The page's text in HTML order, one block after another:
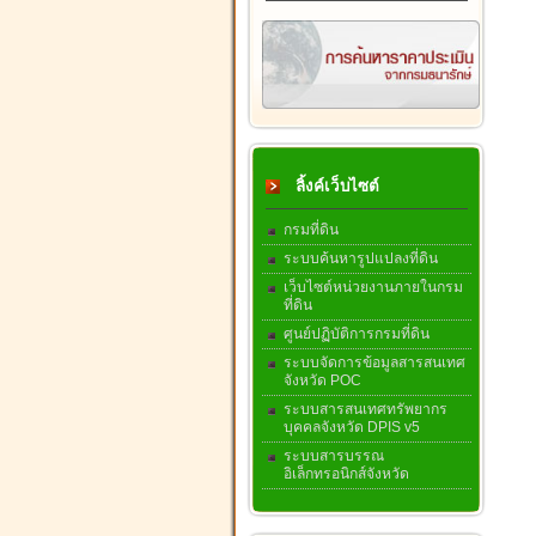
ลิ้งค์เว็บไซต์
กรมที่ดิน
ระบบค้นหารูปแปลงที่ดิน
เว็บไซต์หน่วยงานภายในกรม
ที่ดิน
ศูนย์ปฏิบัติการกรมที่ดิน
ระบบจัดการข้อมูลสารสนเทศ
จังหวัด POC
ระบบสารสนเทศทรัพยากร
บุคคลจังหวัด DPIS v5
ระบบสารบรรณ
อิเล็กทรอนิกส์จังหวัด